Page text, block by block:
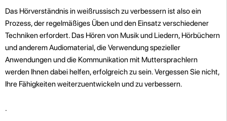
Das Hörverständnis in weißrussisch zu verbessern ist also ein
Prozess, der regelmäßiges Üben und den Einsatz verschiedener
Techniken erfordert. Das Hören von Musik und Liedern, Hörbüchern
und anderem Audiomaterial, die Verwendung spezieller
Anwendungen und die Kommunikation mit Muttersprachlern
werden Ihnen dabei helfen, erfolgreich zu sein. Vergessen Sie nicht,
Ihre Fähigkeiten weiterzuentwickeln und zu verbessern.
.